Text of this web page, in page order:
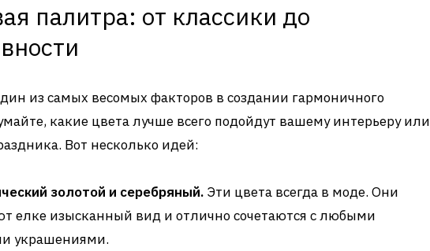
палитра: от классики до
из самых весомых факторов в создании гармоничного
какие цвета лучше всего подойдут вашему интерьеру или
Вот несколько идей:
золотой и серебряный. Эти цвета всегда в моде. Они
елке изысканный вид и отлично сочетаются с любыми
украшениями.